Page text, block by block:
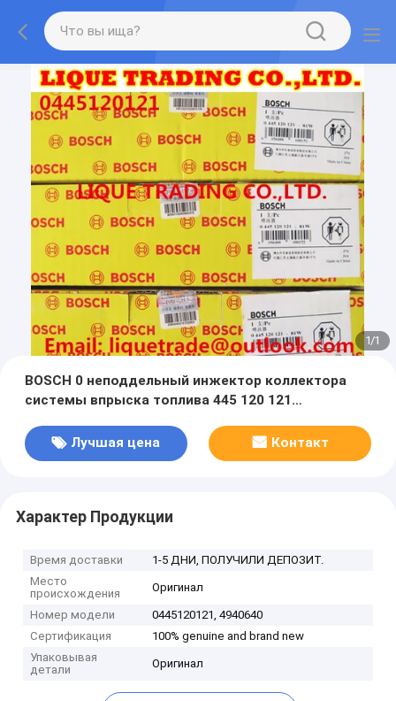
1/1
BOSCH 0 неподдельный инжектор коллектора
системы впрыска топлива 445 120 121
CumminsЛучшая цена Контакт
Характер Продукции
Время доставки
1-5 ДНИ, ПОЛУЧИЛИ ДЕПОЗИТ.
Место
происхождения
Оригинал
Номер модели
0445120121, 4940640
Сертификация
100% genuine and brand new
Упаковывая
детали
Оригинал